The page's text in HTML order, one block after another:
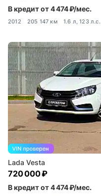
В кредит от 4 474 ₽/мес.
2012 205 147 км 1.6 л, 123 л.с.
Lada Vesta
720 000 ₽
В кредит от 4 474 ₽/мес.